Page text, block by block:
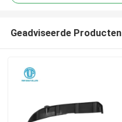
Geadviseerde Producten